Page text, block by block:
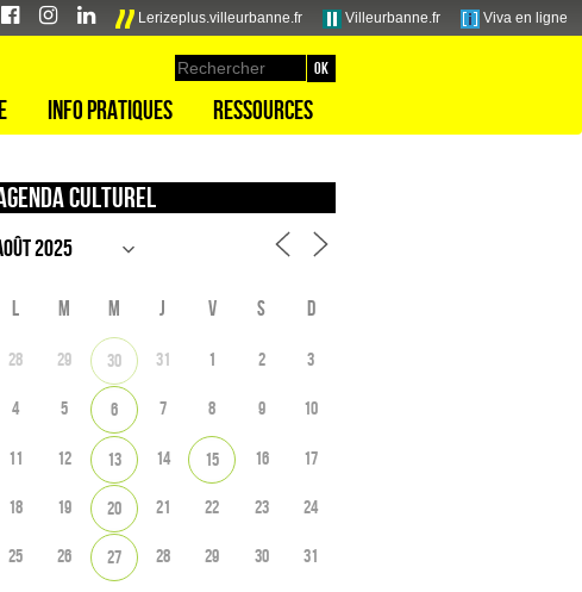
Lerizeplus.villeurbanne.fr Villeurbanne.fr Viva en ligne
Info pratiques Ressources
culturel
L M M J V S D
28 29 30 31 1 2 3
4 5 6 7 8 9 10
11 12 13 14 15 16 17
18 19 20 21 22 23 24
25 26 27 28 29 30 31